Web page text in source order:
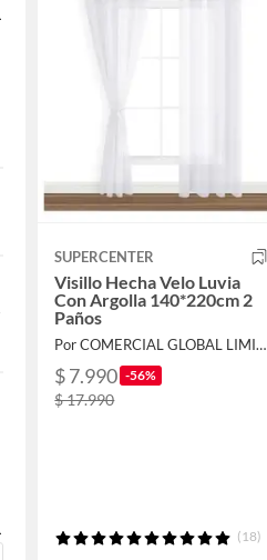
SUPERCENTER
Visillo Hecha Velo Luvia
Con Argolla 140*220cm 2
Paños
Por COMERCIAL GLOBAL LIMITADA
$ 7.990 -56%
$ 17.990
(18)